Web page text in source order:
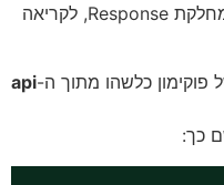
קיימות מתודות ומאפיינים נוספים למחלקת Response, לקריאה
כלשהו מתוך ה-api
כך: